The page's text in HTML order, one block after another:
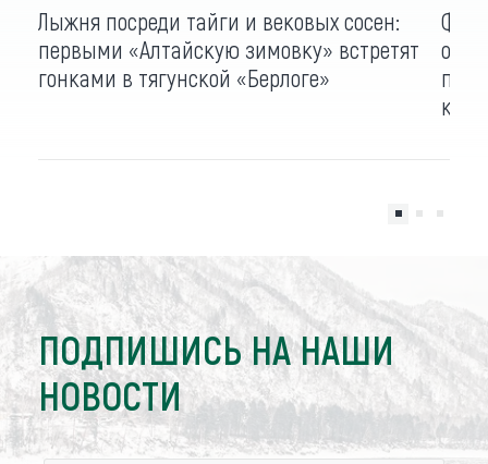
Лыжня посреди тайги и вековых сосен:
первыми «Алтайскую зимовку» встретят
гонками в тягунской «Берлоге»
края
ПОДПИШИСЬ НА НАШИ
НОВОСТИ